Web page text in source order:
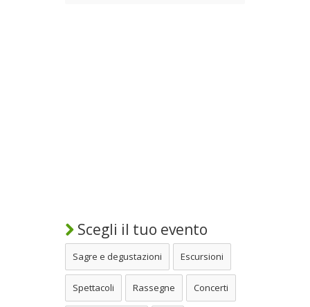
Scegli il tuo evento
Sagre e degustazioni Escursioni
Spettacoli Rassegne Concerti